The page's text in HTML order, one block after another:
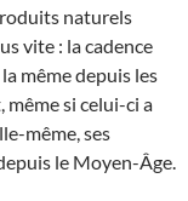
naturels
vite : la cadence
même depuis les
même si celui-ci a
même, ses
le Moyen-Âge.